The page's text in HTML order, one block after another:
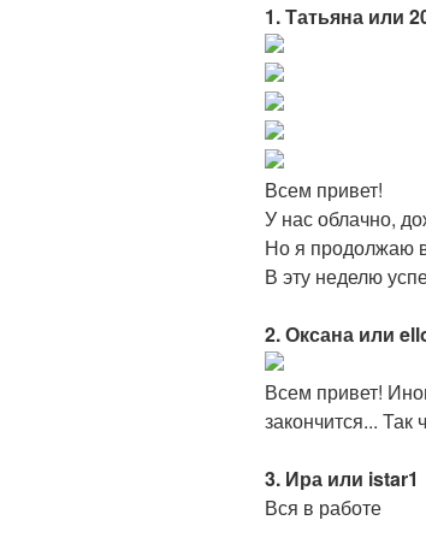
1. Татьяна или
Всем привет!
У нас облачно,
Но я продолжаю
В эту неделю
2. Оксана или
Всем привет!
закончится... Так
3. Ира или istar1
Вся в работе